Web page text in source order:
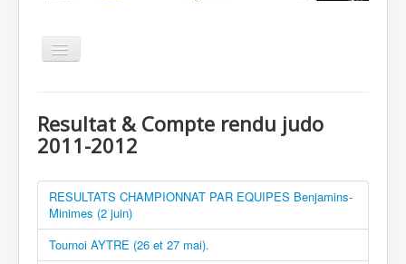
JUDO
JU JITSU
TAÏSO
Produits divers
Contact
Resultat & Compte rendu judo
2011-2012
RESULTATS CHAMPIONNAT PAR EQUIPES Benjamins-
Minimes (2 juin)
Tournoi AYTRE (26 et 27 mai).